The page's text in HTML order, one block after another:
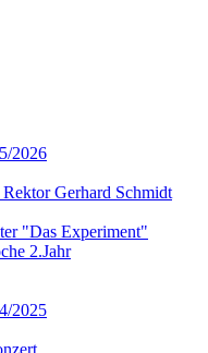
2026
Gerhard Schmidt
"Das Experiment"
2.Jahr
2025